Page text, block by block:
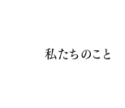
私たちのこと